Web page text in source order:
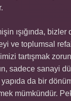
ışığında, bizler
ve toplumsal
tartışmak
sadece sanayi
da bir
mümkündür.